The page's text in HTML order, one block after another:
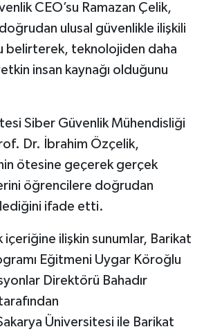
CEO’su Ramazan Çelik,
ulusal güvenlikle ilişkili
belirterek, teknolojiden daha
insan kaynağı olduğunu
Siber Güvenlik Mühendisliği
Dr. İbrahim Özçelik,
ötesine geçerek gerçek
öğrencilere doğrudan
ifade etti.
içeriğine ilişkin sunumlar, Barikat
Eğitmeni Uygar Köroğlu
Direktörü Bahadır
Üniversitesi ile Barikat